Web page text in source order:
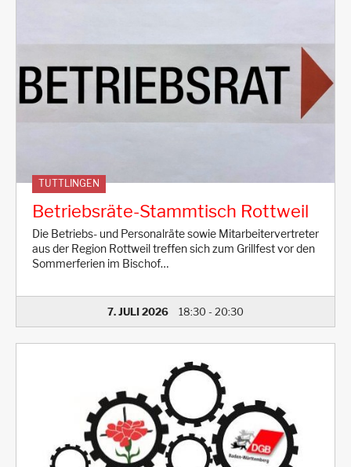
TUTTLINGEN
Betriebsräte-Stammtisch Rottweil
Die Betriebs- und Personalräte sowie Mitarbeitervertreter
aus der Region Rottweil treffen sich zum Grillfest vor den
Sommerferien im Bischof…
7. JULI 2026 18:30 - 20:30